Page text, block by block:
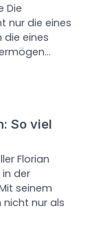
Die
nur die eines
die eines
So viel
Florian
in der
seinem
nicht nur als